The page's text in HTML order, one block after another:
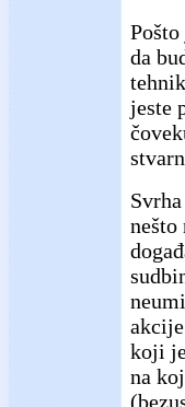
da
jeste
nešto
koji
na